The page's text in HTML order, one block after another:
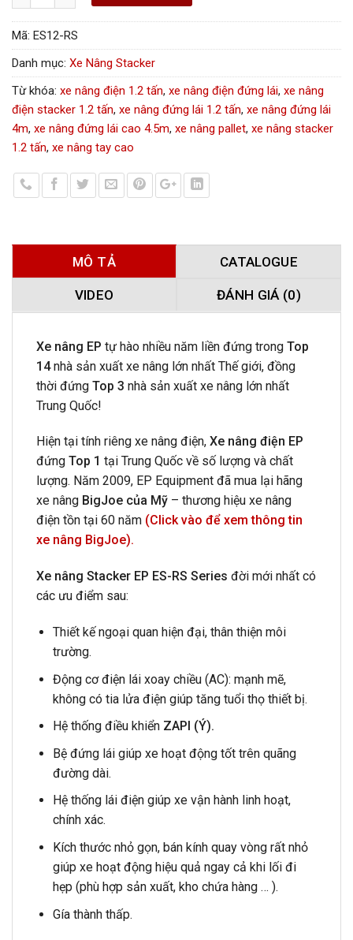
Mã: ES12-RS
Danh mục: Xe Nâng Stacker
Từ khóa: xe nâng điện 1.2 tấn, xe nâng điện đứng lái, xe nâng
điện stacker 1.2 tấn, xe nâng đứng lái 1.2 tấn, xe nâng đứng lái
4m, xe nâng đứng lái cao 4.5m, xe nâng pallet, xe nâng stacker
1.2 tấn, xe nâng tay cao
MÔ TẢ CATALOGUE
VIDEO ĐÁNH GIÁ (0)
Xe nâng EP tự hào nhiều năm liền đứng trong Top
14nhà sản xuất xe nâng lớn nhất Thế giới, đồng
thời đứng Top 3 nhà sản xuất xe nâng lớn nhất
Trung Quốc!
Hiện tại tính riêng xe nâng điện, Xe nâng điện EP
đứng Top 1 tại Trung Quốc về số lượng và chất
lượng. Năm 2009, EP Equipment đã mua lại hãng
xe nâng BigJoe của Mỹ – thương hiệu xe nâng
điện tồn tại 60 năm (Click vào để xem thông tin
xe nâng BigJoe).
Xe nâng Stacker EP ES-RS Series đời mới nhất có
các ưu điểm sau:
Thiết kế ngoại quan hiện đại, thân thiện môi
trường.
Động cơ điện lái xoay chiều (AC): mạnh mẽ,
không có tia lửa điện giúp tăng tuổi thọ thiết bị.
Hệ thống điều khiển ZAPI (Ý).
Bệ đứng lái giúp xe hoạt động tốt trên quãng
đường dài.
Hệ thống lái điện giúp xe vận hành linh hoạt,
chính xác.
Kích thước nhỏ gọn, bán kính quay vòng rất nhỏ
giúp xe hoạt động hiệu quả ngay cả khi lối đi
hẹp (phù hợp sản xuất, kho chứa hàng … ).
Gía thành thấp.